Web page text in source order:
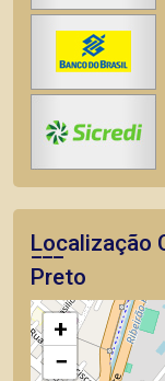
Localização
Preto
+
−